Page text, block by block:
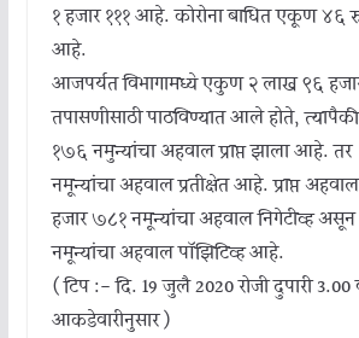
१ हजार १११ आहे. कोरोना बाधित एकूण ४६
आहे.
आजपर्यत विभागामध्ये एकुण २ लाख ९६
तपासणीसाठी पाठविण्यात आले होते,
१७६ नमुन्यांचा अहवाल प्राप्त झाला आहे.
नमून्यांचा अहवाल प्रतीक्षेत आहे. प्राप्त
हजार ७८१ नमून्यांचा अहवाल निगेटीव्ह
नमून्यांचा अहवाल पॉझिटिव्ह आहे.
( टिप :- दि. 19 जुलै 2020 रोजी दुपारी 3.00
आकडेवारीनुसार )